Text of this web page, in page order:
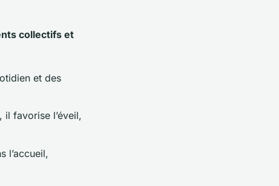
collectifs et
et des
favorise l’éveil,
l’accueil,